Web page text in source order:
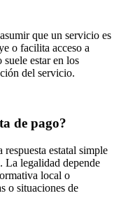
que un servicio es
o facilita acceso a
estar en los
del servicio.
de pago?
estatal simple
La legalidad depende
local o
o situaciones de